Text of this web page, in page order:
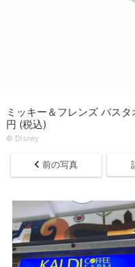
ミッキー＆フレンズ バス
円 (税込)
© Disney
前の写真